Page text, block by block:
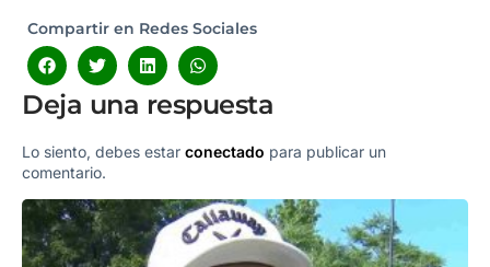
Compartir en Redes Sociales
Deja una respuesta
Lo siento, debes estar conectado para publicar un
comentario.